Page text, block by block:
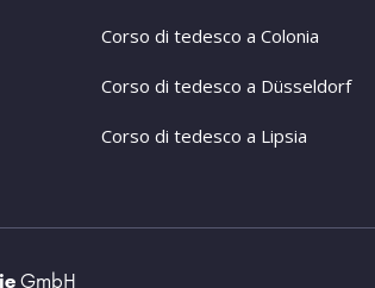
Corso di tedesco a Colonia
Corso di tedesco a Düsseldorf
Corso di tedesco a Lipsia
GmbH